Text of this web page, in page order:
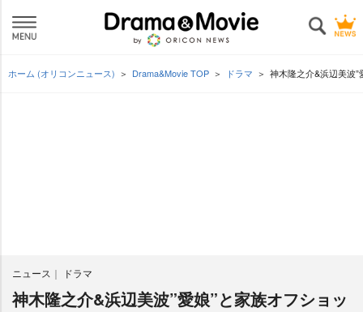
ホーム (オリコンニュース) Drama&Movie TOP ドラマ 神木隆之介&浜辺美波
ニュース ドラマ
神木隆之介&浜辺美波”愛娘”と家族オフショッ